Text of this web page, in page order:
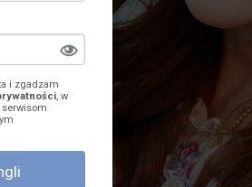
i zgadzam
, w